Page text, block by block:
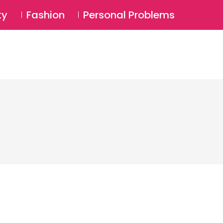
Login ⚲
Fashion Personal Problems